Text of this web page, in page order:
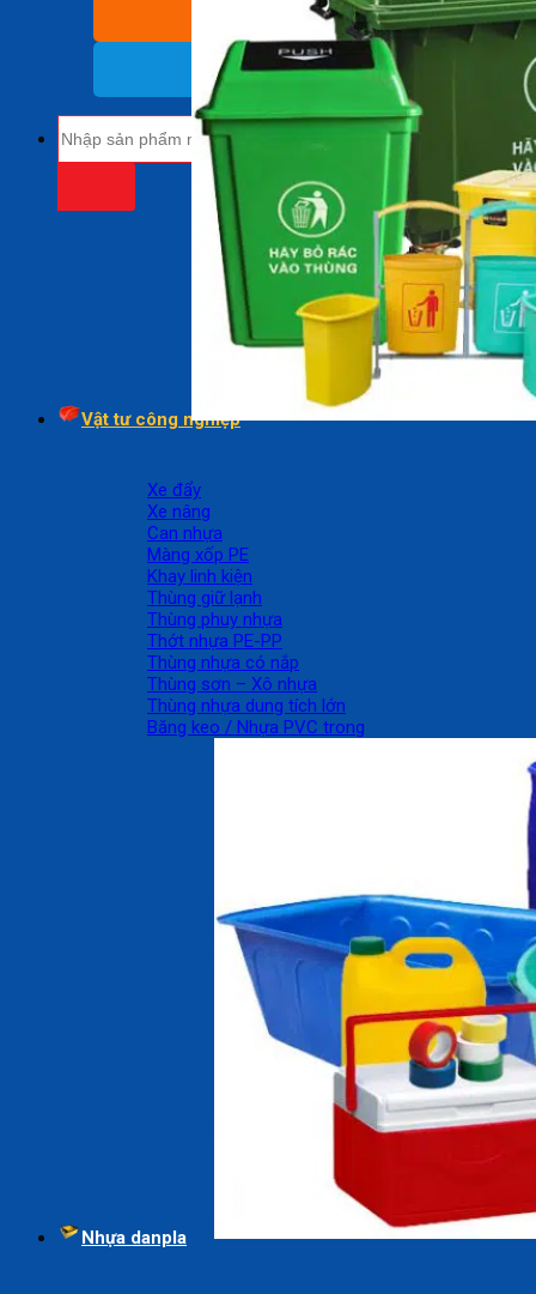
(Nhận báo giá sỉ)
18009485
(Miễn cước cuộc gọi)
kiếm:
Vật tư công nghiệp
Xe đẩy
Xe nâng
Can nhựa
Màng xốp PE
Khay linh kiện
Thùng giữ lạnh
Thùng phuy nhựa
Thớt nhựa PE-PP
Thùng nhựa có nắp
Thùng sơn – Xô nhựa
Thùng nhựa dung tích lớn
Băng keo / Nhựa PVC trong
Nhựa danpla